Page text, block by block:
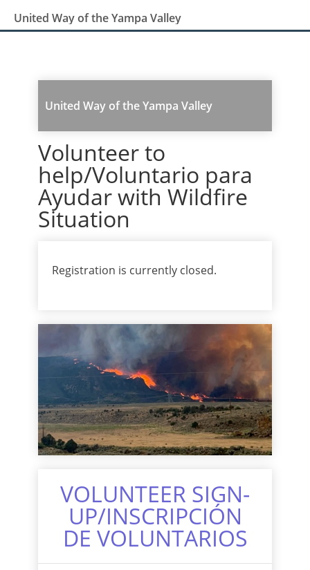
United Way of the Yampa Valley
United Way of the Yampa Valley
Volunteer to
help/Voluntario para
Ayudar with Wildfire
Situation
Registration is currently closed.
VOLUNTEER SIGN-
UP/INSCRIPCIÓN
DE VOLUNTARIOS